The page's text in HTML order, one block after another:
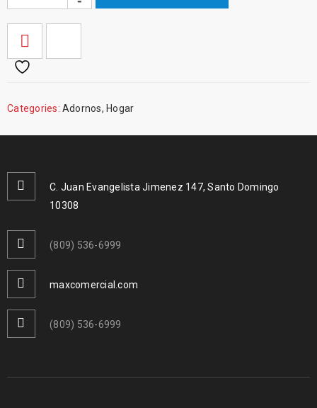
Categories: Adornos, Hogar
C. Juan Evangelista Jimenez 147, Santo Domingo
10308
(809) 536-6999
maxcomercial.com
(809) 536-6999